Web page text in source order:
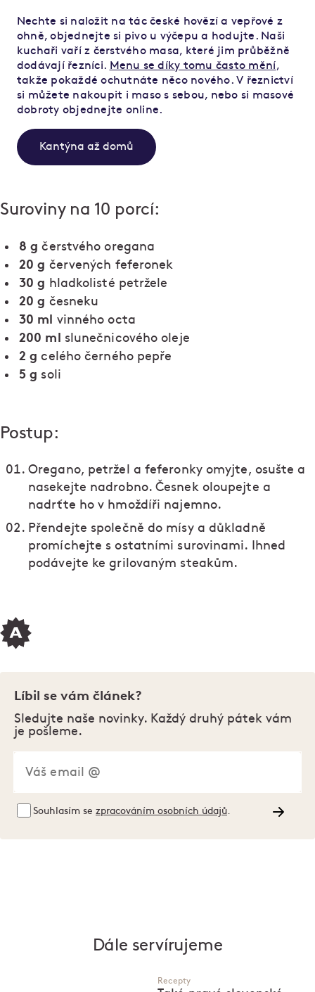
Nechte si naložit na tác české hovězí a vepřové z
ohně, objednejte si pivo u výčepu a hodujte. Naši
kuchaři vaří z čerstvého masa, které jim průběžně
dodávají řezníci. Menu se díky tomu často mění ,
takže pokaždé ochutnáte něco nového. V řeznictví
si můžete nakoupit i maso s sebou, nebo si masové
dobroty objednejte online.
Kantýna až domů
Suroviny na 10 porcí:
8 g čerstvého oregana
20 g červených feferonek
30 g hladkolisté petržele
20 g česneku
30 ml vinného octa
200 ml slunečnicového oleje
2 g celého černého pepře
5 g soli
Postup:
Oregano, petržel a feferonky omyjte, osušte a
nasekejte nadrobno. Česnek oloupejte a
nadrťte ho v hmoždíři najemno.
Přendejte společně do mísy a důkladně
promíchejte s ostatními surovinami. Ihned
podávejte ke grilovaným steakům.
Líbil se vám článek?
Sledujte naše novinky. Každý druhý pátek vám
je pošleme.
Souhlasím se zpracováním osobních údajů
Dále servírujeme
Recepty